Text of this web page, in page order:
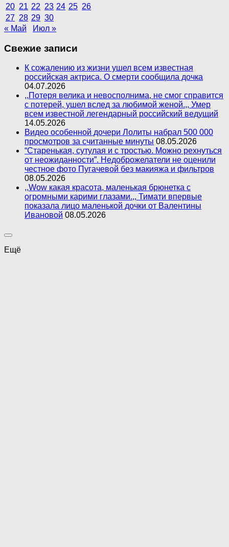
20 21 22 23 24 25 26
27 28 29 30
« Май
Июл »
Свежие записи
К сожалению из жизни ушел всем известная
российская актриса. О смерти сообщила дочка
04.07.2026
,,Потеря велика и невосполнима, не смог справится
с потерей, ушел вслед за любимой женой.,, Умер
всем известной легендарный российский ведущий
14.05.2026
Видео особенной дочери Лолиты набрал 500 000
просмотров за считанные минуты 08.05.2026
“Старенькая, сутулая и с тростью. Можно рехнуться
от неожиданности”. Недоброжелатели не оценили
честное фото Пугачевой без макияжа и фильтров
08.05.2026
,,Wow какая красота, маленькая брюнетка с
огромными карими глазами.,, Тимати впервые
показала лицо маленькой дочки от Валентины
Ивановой 08.05.2026
Ещё